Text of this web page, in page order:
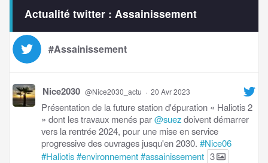
Actualité twitter : Assainissement
#Assainissement
Nice2030 @Nice2030_actu · 20 Avr 2023
Présentation de la future station d'épuration « Haliotis 2
» dont les travaux menés par@suezdoivent démarrer
vers la rentrée 2024, pour une mise en service
progressive des ouvrages jusqu'en 2030. #Nice06
#Haliotis#environnement#assainissement 3